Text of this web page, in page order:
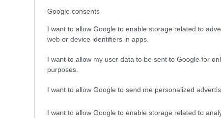
Google consents
I want to allow Google to enable storage related to
web or device identifiers in apps.
I want to allow my user data to be sent to Google for
purposes.
I want to allow Google to send me personalized
I want to allow Google to enable storage related to